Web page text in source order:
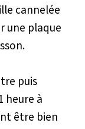
cannelée
une plaque
puis
heure à
être bien